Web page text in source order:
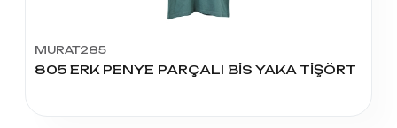
MURAT285
805 ERK PENYE PARÇALI BİS YAKA TİŞÖRT